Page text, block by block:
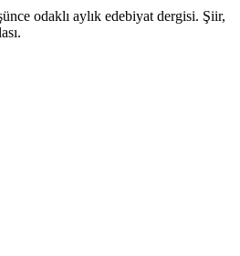
odaklı aylık edebiyat dergisi. Şiir,